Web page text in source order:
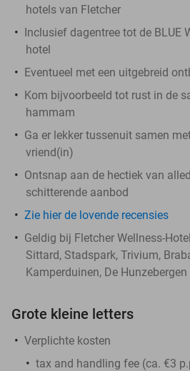
hotels van Fletcher
Inclusief dagentree tot de BLUE
hotel
Eventueel met een uitgebreid
Kom bijvoorbeeld tot rust in de
hammam
Ga er lekker tussenuit samen
vriend(in)
Ontsnap aan de hectiek van
schitterende aanbod
Zie hier de lovende recensies
Geldig bij Fletcher Wellness-
Sittard, Stadspark, Trivium,
Kamperduinen, De
Grote kleine letters
Verplichte kosten
tax and handling fee (ca. €3